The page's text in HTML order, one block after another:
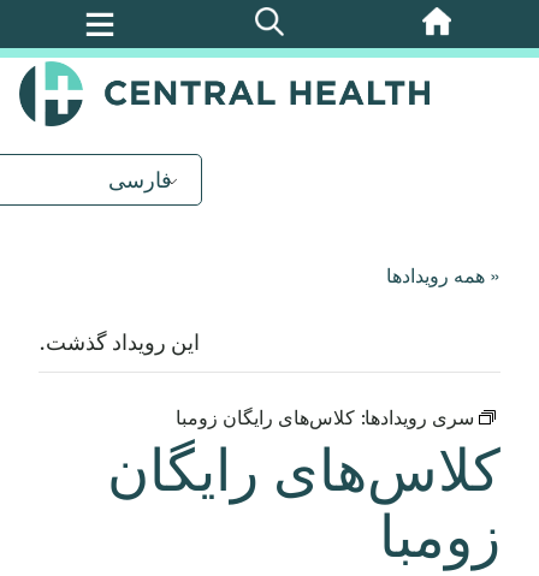
پرش
فارسی
« همه رویدادها
این رویداد گذشت.
سری رویدادها: کلاس‌های رایگان زومبا
کلاس‌های رایگان
زومبا